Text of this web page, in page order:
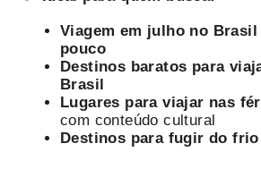
Viagem em julho no Brasil
pouco
Destinos baratos para
Brasil
Lugares para viajar nas
com conteúdo cultural
Destinos para fugir do frio